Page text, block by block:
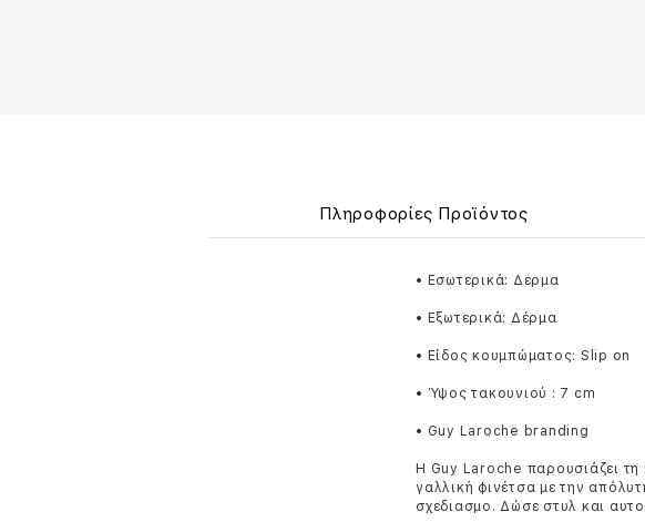
Πληροφορίες Προϊόντος
• Εσωτερικά: Δερμα
• Εξωτερικά: Δέρμα
• Είδος κουμπώματος: Slip on
• Ύψος τακουνιού : 7 cm
• Guy Laroche branding
Η Guy Laroche παρουσιάζει
γαλλική φινέτσα με την
σχεδιασμo. Δώσε στυλ και